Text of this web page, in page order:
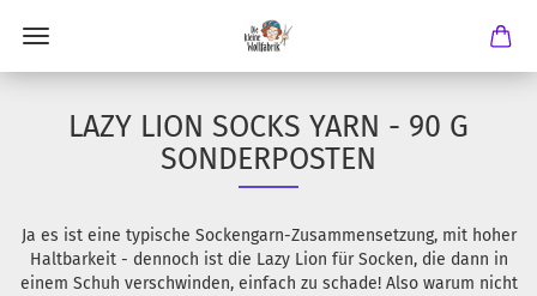
LAZY LION SOCKS YARN - 90 G
SONDERPOSTEN
Ja es ist eine typische Sockengarn-Zusammensetzung, mit hoher
Haltbarkeit - dennoch ist die Lazy Lion für Socken, die dann in
einem Schuh verschwinden, einfach zu schade! Also warum nicht